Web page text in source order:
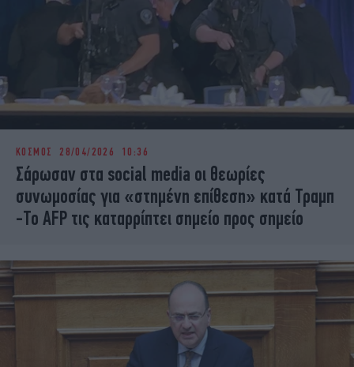
ΚΟΣΜΟΣ 28/04/2026 10:36
Σάρωσαν στα social media οι θεωρίες
συνωμοσίας για «στημένη επίθεση» κατά Τραμπ
-Το AFP τις καταρρίπτει σημείο προς σημείο